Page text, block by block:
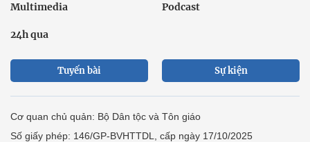
Multimedia Podcast
24h qua
Tuyến bài Sự kiện
Cơ quan chủ quản: Bộ Dân tộc và Tôn giáo
Số giấy phép: 146/GP-BVHTTDL, cấp ngày 17/10/2025